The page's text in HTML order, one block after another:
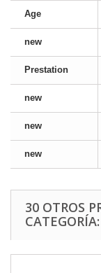
Age
new
Prestation
new
new
new
30 OTROS
CATEGORÍA: